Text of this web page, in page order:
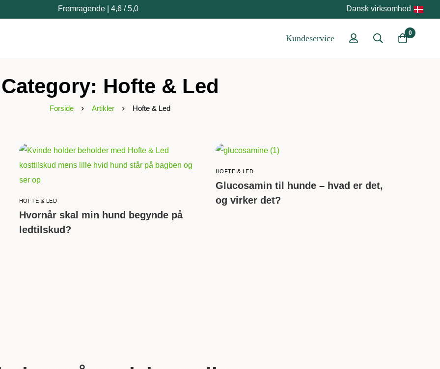
Fremragende | 4,6 / 5,0 Dansk virksomhed
Kundeservice
0
Category: Hofte & Led
Forside Artikler Hofte & Led
HOFTE & LED
Hvornår skal min hund begynde på
ledtilskud?
HOFTE & LED
Glucosamin til hunde – hvad er det,
og virker det?